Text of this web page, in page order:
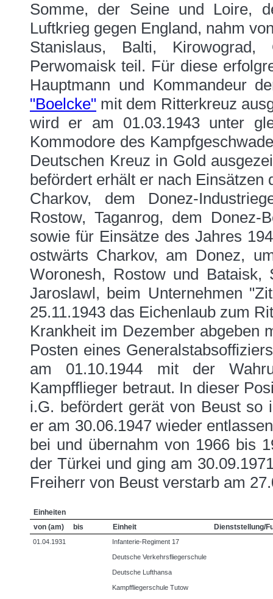
Somme, der Seine und Loire,
Luftkrieg gegen England, nahm
Stanislaus, Balti, Kirowograd,
Perwomaisk teil. Für diese
Hauptmann und Kommandeur
"Boelcke" mit dem Ritterkreuz
wird er am 01.03.1943 unter
Kommodore des
Deutschen Kreuz in Gold
befördert erhält er nach Einsätzen
Charkov, dem Donez-
Rostow, Taganrog, dem Donez-
sowie für Einsätze des Jahres
ostwärts Charkov, am Donez,
Woronesh, Rostow und
Jaroslawl, beim Unternehmen
25.11.1943 das Eichenlaub zum
Krankheit im Dezember abgeben
Posten eines
am 01.10.1944 mit der
Kampfflieger betraut. In dieser
i.G. befördert gerät von Beust so
er am 30.06.1947 wieder
bei und übernahm von 1966 bis
der Türkei und ging am
Freiherr von Beust verstarb am
Einheiten
von (am)
bis Einheit Dienststellung/
01.04.1931 Infanterie-Regiment 17
Deutsche Verkehrsfliegerschule
Deutsche Lufthansa
Kampffliegerschule Tutow